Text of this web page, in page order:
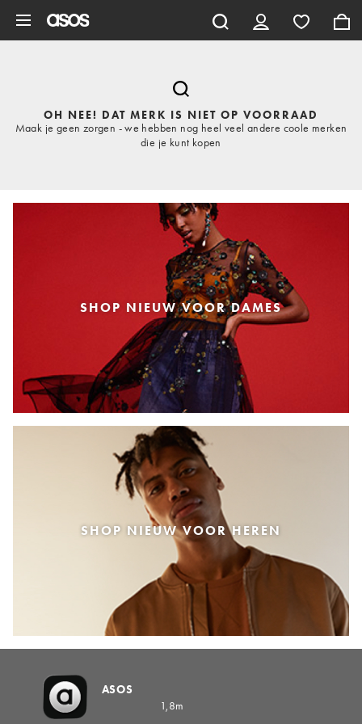
OH NEE! DAT MERK IS NIET OP VOORRAAD
Maak je geen zorgen - we hebben nog heel veel andere coole merken
die je kunt kopen
SHOP NIEUW VOOR DAMES
SHOP NIEUW VOOR HEREN
ASOS
1,8m